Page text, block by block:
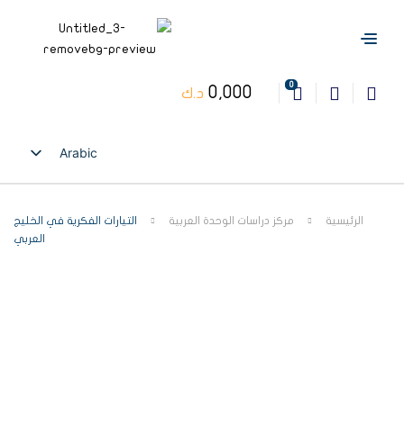
0
0,000 د.ك
Arabic
English
الرئيسية مركز دراسات الوحدة العربية
التيارات الفكرية في الخليج
العربي